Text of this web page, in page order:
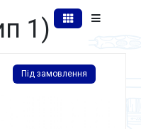
1)
Під замовлення